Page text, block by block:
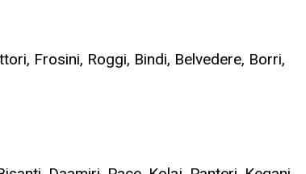
Frosini, Roggi, Bindi, Belvedere, Borri,